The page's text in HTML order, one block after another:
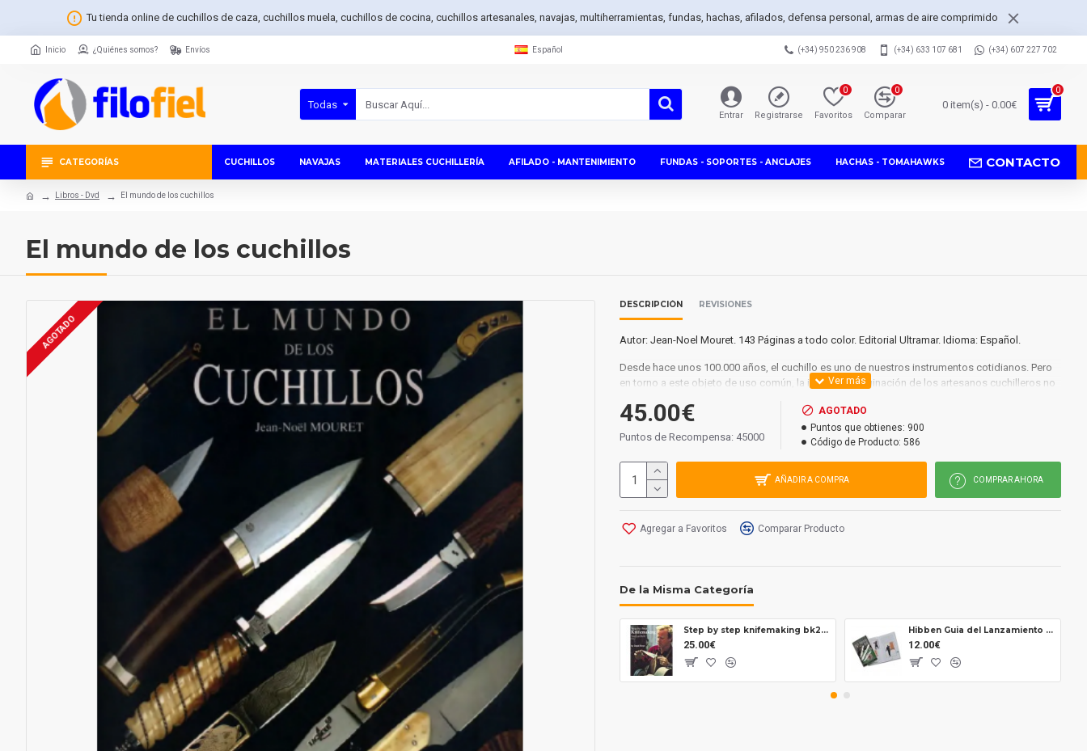
Tu tienda online de cuchillos de caza, cuchillos muela, cuchillos de cocina, cuchillos artesanales, navajas, multiherramientas, fundas, hachas, afilados, defensa personal, armas de aire comprimido
Inicio ¿Quiénes somos? Envíos Español (+34) 950 236 908 (+34) 633 107 681 (+34) 607 227 702
Todas
Entrar Registrarse Favoritos
0
Comparar
0
0 item(s) - 0.00€
0
CATEGORÍAS CUCHILLOS NAVAJAS MATERIALES CUCHILLERÍA AFILADO - MANTENIMIENTO FUNDAS - SOPORTES - ANCLAJES HACHAS - TOMAHAWKS CONTACTO
Libros - Dvd El mundo de los cuchillos
El mundo de los cuchillos
AGOTADO
DESCRIPCIÓN REVISIONES
Autor: Jean-Noel Mouret. 143 Páginas a todo color. Editorial Ultramar. Idioma: Español.
Desde hace unos 100.000 años, el cuchillo es uno de nuestros instrumentos cotidianos. Pero
en torno a este objeto de uso común, la increíble imaginación de los artesanos cuchilleros no
Este libro, a través de unos 500 ejemplares reproducidos a tamaño natural, os invita a conocer
extensa y minuciosamente la producción de la cuchillería contemporánea en el mundo.
reflejara a FILOFIEL CUCHILLERIA como una de las direcciones indispensables, dentro de las
mas prestigiosas cuchillerías, para poder encontrar cualquier pieza y marca de este mundo
45.00€
Puntos de Recompensa: 45000
AGOTADO
Puntos que obtienes: 900
Código de Producto: 586
AÑADIR A COMPRA COMPRAR AHORA
Agregar a Favoritos Comparar Producto
De la Misma Categoría
Step by step knifemaking bk205
25.00€
Hibben Guia del Lanzamiento de Cuchillos uc882
12.00€